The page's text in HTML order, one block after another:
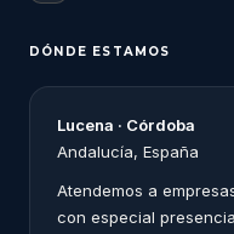
DÓNDE ESTAMOS
Lucena · Córdoba
Andalucía, España
Atendemos a
con especial